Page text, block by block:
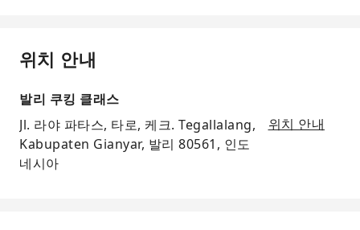
위치 안내
발리 쿠킹 클래스
Jl. 라야 파타스, 타로, 케크. Tegallalang,
Kabupaten Gianyar, 발리 80561, 인도
네시아
위치 안내